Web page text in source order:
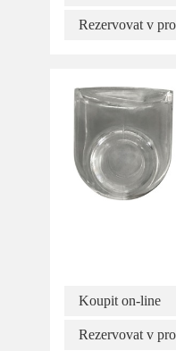
Rezervovat v
Koupit on-line
Rezervovat v